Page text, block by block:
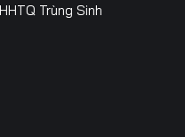
HHTQ Trùng Sinh